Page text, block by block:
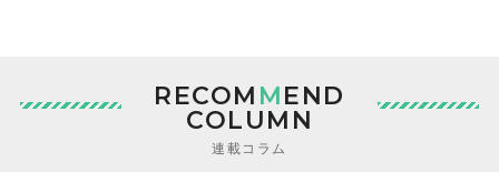
RECOM MEND
COLUMN
連載コラム